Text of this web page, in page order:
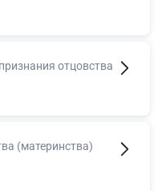
отцовства
(материнства)